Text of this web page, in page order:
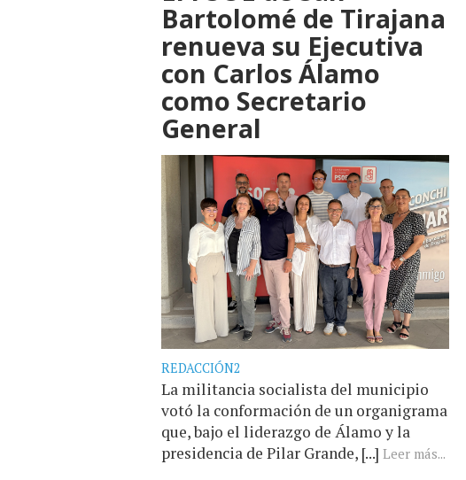
Bartolomé de Tirajana
renueva su Ejecutiva
con Carlos Álamo
como Secretario
General
REDACCIÓN2
La militancia socialista del municipio
votó la conformación de un organigrama
que, bajo el liderazgo de Álamo y la
presidencia de Pilar Grande, [...] Leer más...